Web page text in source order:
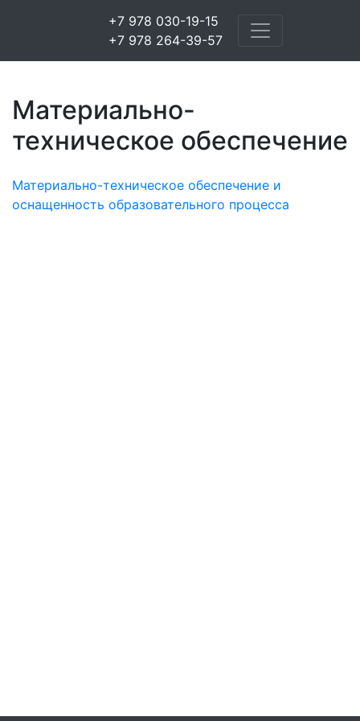
+7 978 030-19-15
+7 978 264-39-57
Материально-
техническое обеспечение
Материально-техническое обеспечение и
оснащенность образовательного процесса